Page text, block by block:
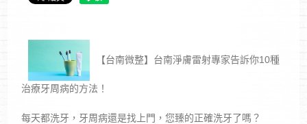
【台南微整】台南淨膚雷射專家告訴你10種
治療牙周病的方法！
每天都洗牙，牙周病還是找上門，您臻的正確洗牙了嗎？